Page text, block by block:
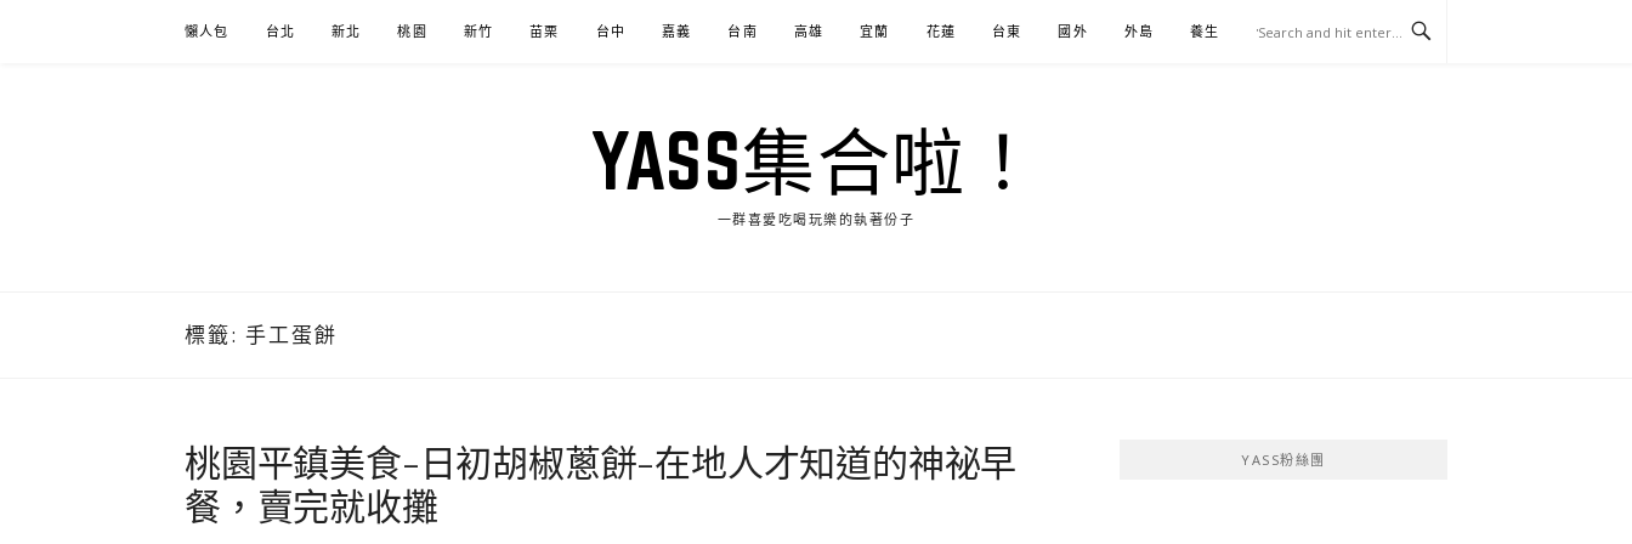
懶人包 台北 新北 桃園 新竹 苗栗 台中 嘉義 台南 高雄 宜蘭 花蓮 台東 國外 外島 養生 伴手禮
YASS集合啦！
一群喜愛吃喝玩樂的執著份子
標籤: 手工蛋餅
桃園平鎮美食-日初胡椒蔥餅-在地人才知道的神祕早
餐，賣完就收攤
YASS粉絲團